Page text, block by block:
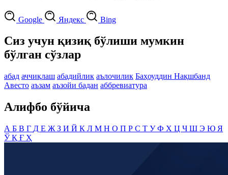
Google Яндекс Bing
Сиз учун қизиқ бўлиши мумкин
бўлган сўзлар
абад аччиқлаш абадийлик аълочилик Баҳоуддин Нақшбанд
Авесто аъзам аъзойи бадан аббревиатура
Алифбо бўйича
А Б В Г Д Е Ж З И Й К Л М Н О П Р С Т УФ Х Ц Ч Ш Э Ю Я
ЎҚ Ғ Ҳ